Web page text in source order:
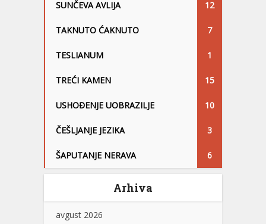
SUNČEVA AVLIJA 12
TAKNUTO ĆAKNUTO 7
TESLIANUM 1
TREĆI KAMEN 15
USHOĐENJE UOBRAZILJE 10
ČEŠLJANJE JEZIKA 3
ŠAPUTANJE NERAVA 6
Arhiva
avgust 2026